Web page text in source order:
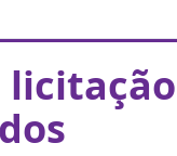
licitação